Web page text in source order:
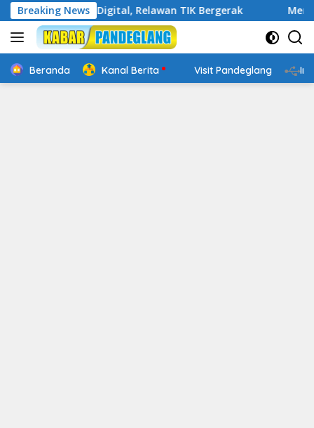
Langsung
ke
konten
Breaking News
Cakap Digital, Relawan TIK Bergerak Mengenal
Beranda Kanal Berita Visit Pandeglang